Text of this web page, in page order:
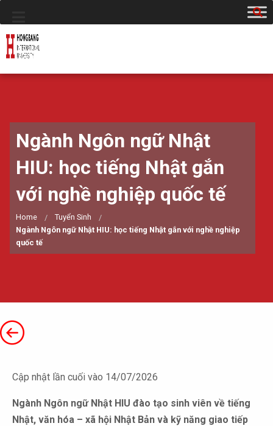
Ngành Ngôn ngữ Nhật
HIU: học tiếng Nhật gắn
với nghề nghiệp quốc tế
Home
Tuyển Sinh
Ngành Ngôn ngữ Nhật HIU: học tiếng Nhật gắn với nghề nghiệp
quốc tế
Cập nhật lần cuối vào 14/07/2026
Ngành Ngôn ngữ Nhật HIU đào tạo sinh viên về tiếng
Nhật, văn hóa – xã hội Nhật Bản và kỹ năng giao tiếp